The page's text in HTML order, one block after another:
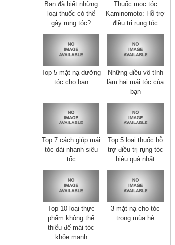
Bạn đã biết những
loại thuốc có thể
gây rụng tóc?
Thuốc mọc tóc
Kaminomoto: Hỗ trợ
điều trị rụng tóc
Top 5 mặt nạ dưỡng
tóc cho bạn
Những điều vô tình
làm hại mái tóc của
bạn
Top 7 cách giúp mái
tóc dài nhanh siêu
tốc
Top 5 loại thuốc hỗ
trợ điều trị rụng tóc
hiệu quả nhất
Top 10 loại thực
phẩm không thể
thiếu đế mái tóc
khỏe mạnh
3 mặt nạ cho tóc
trong mùa hè